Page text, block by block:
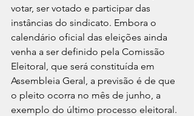
votar, ser votado e participar das
instâncias do sindicato. Embora o
calendário oficial das eleições ainda
venha a ser definido pela Comissão
Eleitoral, que será constituída em
Assembleia Geral, a previsão é de que
o pleito ocorra no mês de junho, a
exemplo do último processo eleitoral.